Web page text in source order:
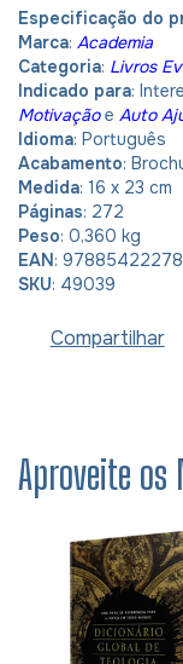
Especificação do
Marca: Academia
Categoria: Livros
Indicado para:
Motivaçãoe Auto
Idioma: Português
Acabamento:
Medida: 16 x 23 cm
Páginas: 272
Peso: 0,360 kg
EAN:
SKU: 49039
Compartilhar
Aproveite os